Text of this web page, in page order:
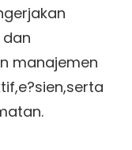
manajemen